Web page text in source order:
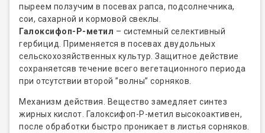
пыреем ползучим в посевах рапса, подсолнечника,
сои, сахарной и кормовой свеклы.
Галоксифоп-Р-метил – системный селективный
гербицид. Применяется в посевах двудольных
сельскохозяйственных культур. Защитное действие
сохраняетсяв течение всего вегетационного периода
при отсутствии второй ”волны” сорняков.
Механизм действия. Вещество замедляет синтез
жирных кислот. Галоксифоп-Р-метил высокоактивен,
после обработки быстро проникает в листья сорняков.